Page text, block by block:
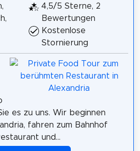
4,5/5 Sterne, 2
Bewertungen
Kostenlose
Stornierung
es zu uns. Wir beginnen
fahren zum Bahnhof
und...